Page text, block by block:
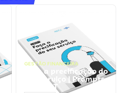
GESTÃO FINANCEIRA
Faça a precificação do
seu serviço | Prompts
ChatGPT